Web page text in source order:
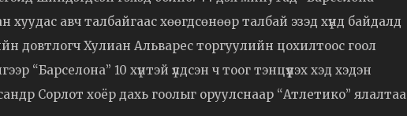
авч талбайгаас хөөгдсөнөөр талбай эзэд хүнд байдалд
довтлогч Хулиан Альварес торгуулийн цохилтоос гоол
“Барселона” 10 хүнтэй үлдсэн ч тоог тэнцүүлэх хэд хэдэн
Сорлот хоёр дахь гоолыг оруулснаар “Атлетико” ялалтаа